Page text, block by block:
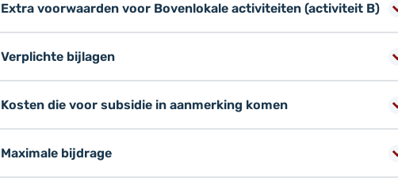
Extra voorwaarden voor Bovenlokale activiteiten (activiteit B)
Verplichte bijlagen
Kosten die voor subsidie in aanmerking komen
Maximale bijdrage